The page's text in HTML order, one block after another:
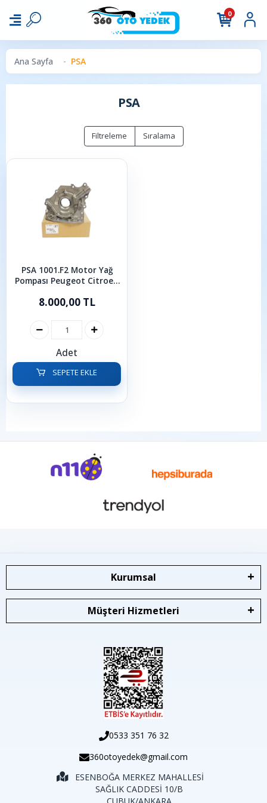
0
Ana Sayfa PSA
PSA
Filtreleme Sıralama
PSA 1001.F2 Motor Yağ
Pompası Peugeot Citroen
8.000,00 TL
Adet
SEPETE EKLE
Kurumsal
Müşteri Hizmetleri
0533 351 76 32
360otoyedek@gmail.com
ESENBOĞA MERKEZ MAHALLESİ
SAĞLIK CADDESİ 10/B